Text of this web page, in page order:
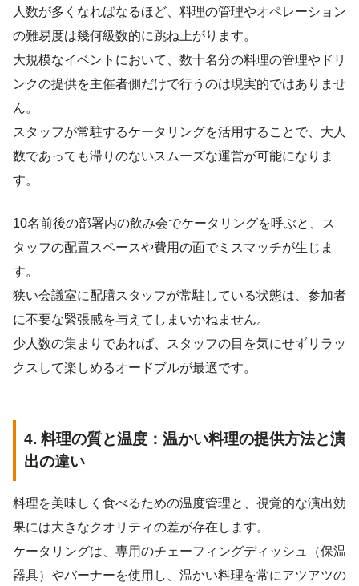
人数が多くなればなるほど、料理の管理やオペレーション
の難易度は幾何級数的に跳ね上がります。
大規模なイベントにおいて、数十名分の料理の管理やドリ
ンクの提供を主催者側だけで行うのは現実的ではありませ
ん。
スタッフが常駐するケータリングを活用することで、大人
数であっても滞りのないスムーズな運営が可能になりま
す。
10名前後の部署内の飲み会でケータリングを呼ぶと、ス
タッフの配置スペースや費用の面でミスマッチが生じま
す。
狭い会議室に配膳スタッフが常駐している状態は、参加者
に不要な緊張感を与えてしまいかねません。
少人数の集まりであれば、スタッフの目を気にせずリラッ
クスして楽しめるオードブルが最適です。
4. 料理の質と温度：温かい料理の提供方法と演
出の違い
料理を美味しく食べるための温度管理と、視覚的な演出効
果には大きなクオリティの差が存在します。
ケータリングは、専用のチェーフィングディッシュ（保温
器具）やバーナーを使用し、温かい料理を常にアツアツの